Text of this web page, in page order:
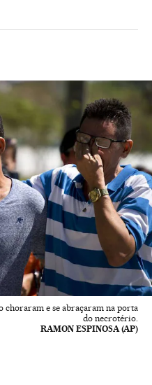
Sociales
choraram e se abraçaram na porta
do necrotério.
RAMON ESPINOSA (AP)